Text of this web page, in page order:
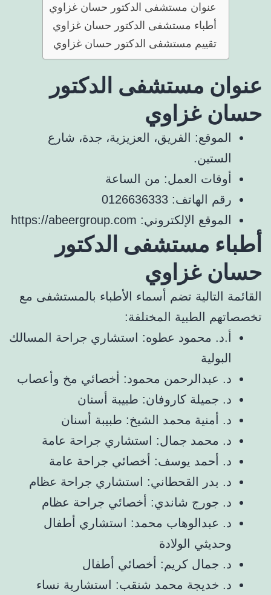
عنوان مستشفى الدكتور حسان غزاوي
أطباء مستشفى الدكتور حسان غزاوي
تقييم مستشفى الدكتور حسان غزاوي
عنوان مستشفى الدكتور
حسان غزاوي
الموقع: الفريق، العزيزية، جدة، شارع
الستين.
أوقات العمل: من الساعة
رقم الهاتف: 0126636333
الموقع الإلكتروني: https://abeergroup.com
أطباء مستشفى الدكتور
حسان غزاوي
القائمة التالية تضم أسماء الأطباء بالمستشفى مع
تخصصاتهم الطبية المختلفة:
أ.د. محمود عطوه: استشاري جراحة المسالك
البولية
د. عبدالرحمن محمود: أخصائي مخ وأعصاب
د. جميلة كاروفان: طبيبة أسنان
د. أمنية محمد الشيخ: طبيبة أسنان
د. محمد جمال: استشاري جراحة عامة
د. أحمد يوسف: أخصائي جراحة عامة
د. بدر القحطاني: استشاري جراحة عظام
د. جورج شاندي: أخصائي جراحة عظام
د. عبدالوهاب محمد: استشاري أطفال
وحديثي الولادة
د. جمال كريم: أخصائي أطفال
د. خديجة محمد شنقب: استشارية نساء